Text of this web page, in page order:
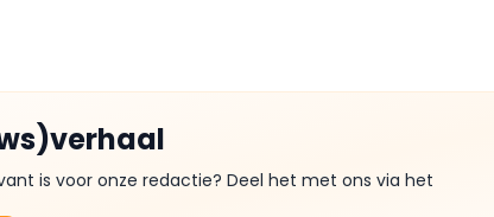
is voor onze redactie? Deel het met ons via het